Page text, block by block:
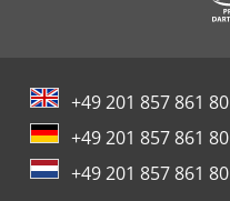
+49 201 857 861 80
+49 201 857 861 80
+49 201 857 861 80